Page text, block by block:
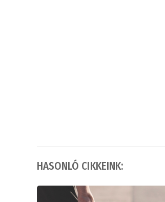
HASONLÓ CIKKEINK: